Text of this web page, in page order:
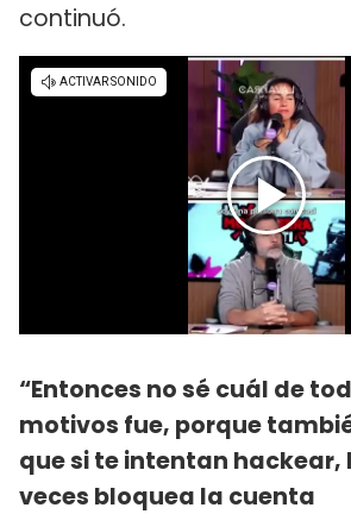
continuó.
“Entonces no sé cuál de
motivos fue, porque
que si te intentan
veces bloquea la cuenta